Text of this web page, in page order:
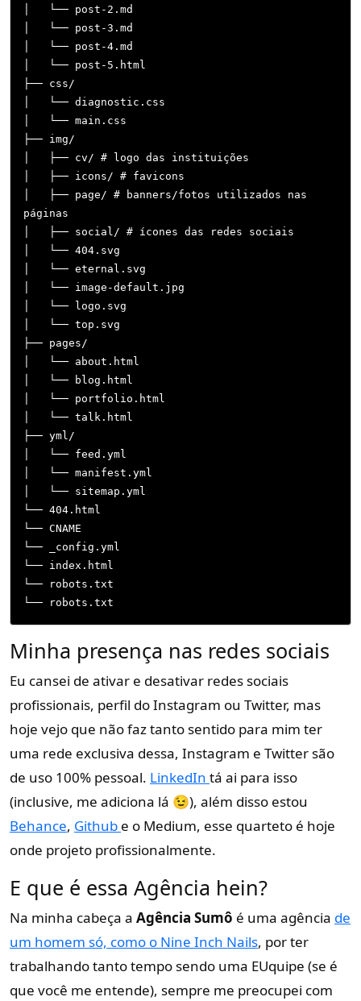
│   └── post-2.md
│   └── post-3.md
│   └── post-4.md
│   └── post-5.html
├── css/
│   └── diagnostic.css
│   └── main.css
├── img/
│   ├── cv/ # logo das instituições
│   ├── icons/ # favicons
│   ├── page/ # banners/fotos utilizados nas
páginas
│   ├── social/ # ícones das redes sociais
│   └── 404.svg
│   └── eternal.svg
│   └── image-default.jpg
│   └── logo.svg
│   └── top.svg
├── pages/
│   └── about.html
│   └── blog.html
│   └── portfolio.html
│   └── talk.html
├── yml/
│   └── feed.yml
│   └── manifest.yml
│   └── sitemap.yml
└── 404.html
└── CNAME
└── _config.yml
└── index.html
└── robots.txt
└── robots.txt
Minha presença nas redes sociais
Eu cansei de ativar e desativar redes sociais
profissionais, perfil do Instagram ou Twitter, mas
hoje vejo que não faz tanto sentido para mim ter
uma rede exclusiva dessa, Instagram e Twitter são
de uso 100% pessoal. LinkedIn tá ai para isso
(inclusive, me adiciona lá 😉), além disso estou
Behance, Github e o Medium, esse quarteto é hoje
onde projeto profissionalmente.
E que é essa Agência hein?
Na minha cabeça a Agência Sumô é uma agência de
um homem só, como o Nine Inch Nails, por ter
trabalhando tanto tempo sendo uma EUquipe (se é
que você me entende), sempre me preocupei com